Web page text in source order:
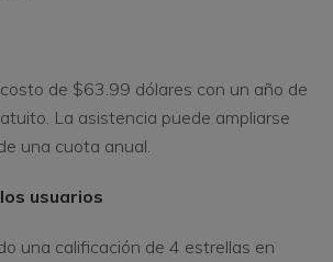
de $63.99 dólares con un año de
La asistencia puede ampliarse
una cuota anual.
usuarios
una calificación de 4 estrellas en